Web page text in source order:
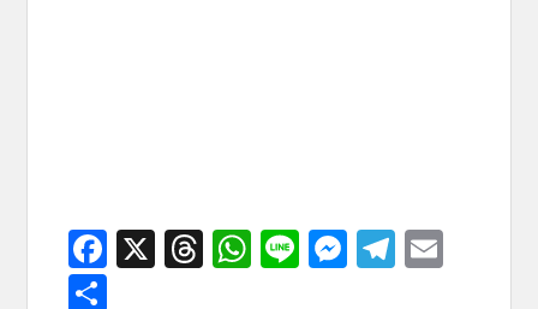
F
X
T
W
Li
M
T